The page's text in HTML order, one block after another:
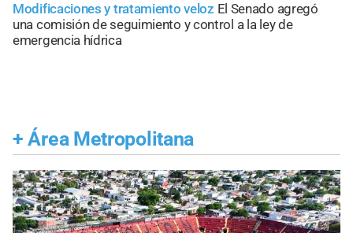
Modificaciones y tratamiento veloz El Senado agregó
una comisión de seguimiento y control a la ley de
emergencia hídrica
+ Área Metropolitana